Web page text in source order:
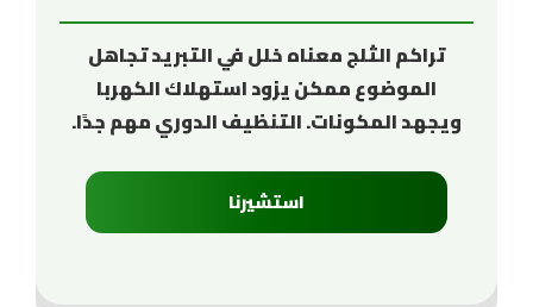
تراكم الثلج معناه خلل في التبريد تجاهل
الموضوع ممكن يزود استهلاك الكهربا
ويجهد المكونات. التنظيف الدوري مهم جدًا.
استشيرنا